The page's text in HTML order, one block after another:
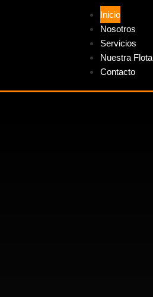
Inicio
Nosotros
Servicios
Nuestra Flota
Contacto